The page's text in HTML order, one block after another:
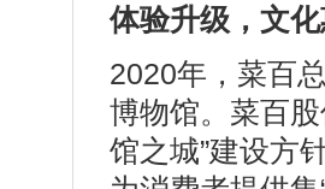
体验升级，文
2020年，菜百
博物馆。菜百
馆之城”建设方